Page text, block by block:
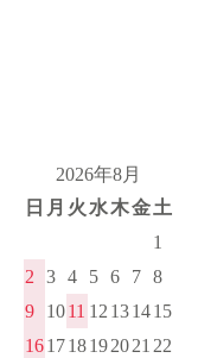
2026年8月
日 月 火 水木金土
1
2
3 4 5 6 7 8
9
1011 12 131415
161718192021 22